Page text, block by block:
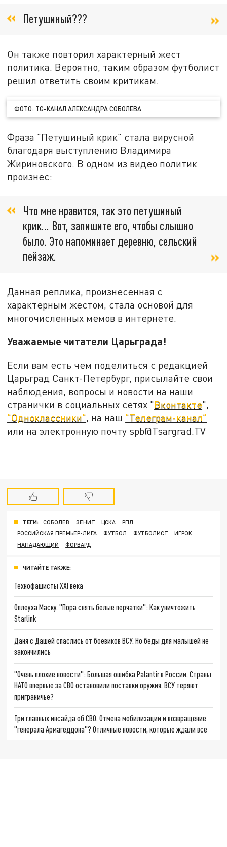
Петушиный???
Он также повторил характерный жест
политика. Вероятно, таким образом футболист
решил ответить своим критикам.
ФОТО: TG-КАНАЛ АЛЕКСАНДРА СОБОЛЕВА
Фраза "Петушиный крик" стала вирусной
благодаря выступлению Владимира
Жириновского. В одном из видео политик
произнес:
Что мне нравится, так это петушиный
крик… Вот, запишите его, чтобы слышно
было. Это напоминает деревню, сельский
пейзаж.
Данная реплика, произнесенная с
характерным жестом, стала основой для
многочисленных мемов в интернете.
Уважаемые читатели Царьграда!
Если вам есть чем поделиться с редакцией
Царьград Санкт-Петербург, присылайте свои
наблюдения, вопросы и новости на наши
странички в социальных сетях "Вконтакте",
"Одноклассники" , на наш "Телеграм-канал"
или на электронную почту spb@Tsargrad.TV
ТЕГИ: СОБОЛЕВ ЗЕНИТ ЦСКА
РПЛ
РОССИЙСКАЯ ПРЕМЬЕР-ЛИГА
ФУТБОЛ ФУТБОЛИСТ
ИГРОК
НАПАДАЮЩИЙ
ФОРВАРД
ЧИТАЙТЕ ТАКЖЕ:
Технофашисты XXI века
Оплеуха Маску. "Пора снять белые перчатки": Как уничтожить
Starlink
Даня с Дашей спаслись от боевиков ВСУ. Но беды для малышей не
закончились
"Очень плохие новости": Большая ошибка Palantir в России. Страны
НАТО впервые за СВО остановили поставки оружия. ВСУ теряют
приграничье?
Три главных инсайда об СВО. Отмена мобилизации и возвращение
"генерала Армагеддона"? Отличные новости, которые ждали все